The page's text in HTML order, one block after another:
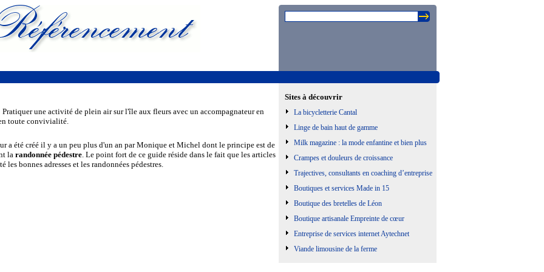
une activité de plein air sur l'île aux fleurs avec un accompagnateur en
toute convivialité.
a été créé il y a un peu plus d'un an par Monique et Michel dont le principe est de
la randonnée pédestre. Le point fort de ce guide réside dans le fait que les articles
les bonnes adresses et les randonnées pédestres.
Sites à découvrir
La bicycletterie Cantal
Linge de bain haut de gamme
Milk magazine : la mode enfantine et bien plus
Crampes et douleurs de croissance
Trajectives, consultants en coaching d’entreprise
Boutiques et services Made in 15
Boutique des bretelles de Léon
Boutique artisanale Empreinte de cœur
Entreprise de services internet Aytechnet
Viande limousine de la ferme